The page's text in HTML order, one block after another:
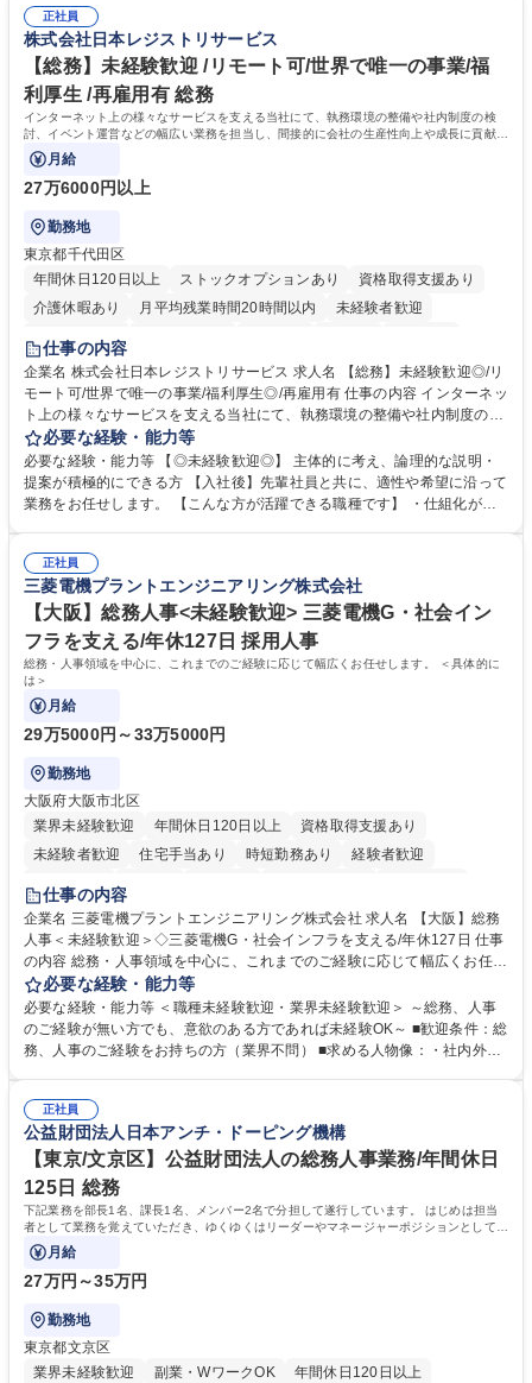
の他に担当頂く業務が発生する場合があります。 募集職種 【営業事務】
業務職/三井物産グループ/平均残業時間10H/完全週休2日
ション力がある方。 ・チャレンジを厭わず、粘り強く業務に取り組める
方。多様な関係者と謙虚に信頼関係を構築でき、期限を意識したスケジュ
ール管理が出来る方。※将来的に他部署（営業部門、コーポレート部門）
へのジョブローテーションの可能性があります。 学歴・資格 学歴：大学
院 大学 語学力： 資格：宅地建物取引士
正社員
株式会社日本レジストリサービス
【総務】未経験歓迎 /リモート可/世界で唯一の事業/福
利厚生 /再雇用有 総務
インターネット上の様々なサービスを支える当社にて、執務環境の整備や社内制度の検
討、イベント運営などの幅広い業務を担当し、間接的に会社の生産性向上や成長に貢献し
ている部署です。
月給
27万6000円以上
勤務地
東京都千代田区
年間休日120日以上
ストックオプションあり
資格取得支援あり
介護休暇あり
月平均残業時間20時間以内
未経験者歓迎
住宅手当あり
完全週休2日制
交通費支給 駅近5分以内 土日祝休み 服装自由
仕事の内容
企業名 株式会社日本レジストリサービス 求人名 【総務】未経験歓迎◎/リ
モート可/世界で唯一の事業/福利厚生◎/再雇用有 仕事の内容 インターネッ
ト上の様々なサービスを支える当社にて、執務環境の整備や社内制度の検
討、イベント運営などの幅広い業務を担当し、間接的に会社の生産性向上
や成長に貢献している部署です。 会社の全メンバーが安心して長く成果を
発揮できる環境を整えるために、毎日のメンテナンスや維持管理に加え、
新たな施策検討を積極的に行っていただき、会社全体を巻き込み課題解決
幅広い業務の体得が可能で、多様なキャリアパスを描くことも可能です。
募集職種 【総務】未経験歓迎◎/リモート可/世界で唯一の事業/福利厚生◎/
再雇用有
必要な経験・能力等
必要な経験・能力等 【◎未経験歓迎◎】 主体的に考え、論理的な説明・
提案が積極的にできる方 【入社後】先輩社員と共に、適性や希望に沿って
業務をお任せします。 【こんな方が活躍できる職種です】 ・仕組化が好
対処できる・新しいことに興味関心がある 【魅力】■自己啓発支援：資格
取得や通信教育など費用の80%（年間25万円まで）を補助 ■住宅手当：家
賃の50%（月額7万円まで）を補助 学歴・資格 学歴：大学院 大学 語学
力： 資格：
正社員
三菱電機プラントエンジニアリング株式会社
【大阪】総務人事<未経験歓迎> 三菱電機G・社会イン
フラを支える/年休127日 採用人事
総務・人事領域を中心に、これまでのご経験に応じて幅広くお任せします。 ＜具体的に
は＞
月給
29万5000円～33万5000円
勤務地
大阪府大阪市北区
業界未経験歓迎
年間休日120日以上
資格取得支援あり
未経験者歓迎
住宅手当あり 時短勤務あり
経験者歓迎
退職金あり
駅近5分以内
土日祝休み 服装自由 寮・社宅あり 食事補助あり
仕事の内容
企業名 三菱電機プラントエンジニアリング株式会社 求人名 【大阪】総務
人事＜未経験歓迎＞◇三菱電機G・社会インフラを支える/年休127日 仕事
の内容 総務・人事領域を中心に、これまでのご経験に応じて幅広くお任せ
します。 ＜具体的には＞ ・総務/人事労務（給与・社保・勤怠管理など）
・採用・教育研修 ・福利厚生運用 など ※基本的には事務所勤務ですが、
採用や教育等の業務内容により、関西圏以外への日帰り・宿泊を伴う国内
出張もございます。 ※担当業務を持ちつつ、お互いに助け合いながら、総
必要な経験・能力等
必要な経験・能力等 ＜職種未経験歓迎・業界未経験歓迎＞ ～総務、人事
のご経験が無い方でも、意欲のある方であれば未経験OK～ ■歓迎条件：総
務、人事のご経験をお持ちの方（業界不問） ■求める人物像：・社内外の
正社員
公益財団法人日本アンチ・ドーピング機構
【東京/文京区】公益財団法人の総務人事業務/年間休日
125日 総務
下記業務を部長1名、課長1名、メンバー2名で分担して遂行しています。 はじめは担当
者として業務を覚えていただき、ゆくゆくはリーダーやマネージャーポジションとして活
躍いただくことを期待しています。
月給
27万円～35万円
勤務地
東京都文京区
業界未経験歓迎
副業・WワークOK
年間休日120日以上